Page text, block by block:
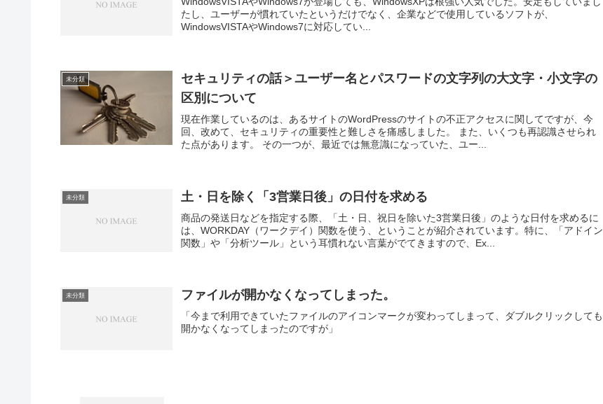
たし、ユーザーが慣れていたというだけでなく、企業などで使用しているソフトが、
WindowsVISTAやWindows7に対応してい...
未分類
セキュリティの話＞ユーザー名とパスワードの文字列の大文字・小文字の
区別について
現在作業しているのは、あるサイトのWordPressのサイトの不正アクセスに関してですが、今
回、改めて、セキュリティの重要性と難しさを痛感しました。 また、いくつも再認識させられ
た点があります。 その一つが、最近では無意識になっていた、ユー...
未分類 土・日を除く「3営業日後」の日付を求める
商品の発送日などを指定する際、「土・日、祝日を除いた3営業日後」のような日付を求めるに
は、WORKDAY（ワークデイ）関数を使う、ということが紹介されています。特に、「アドイン
関数」や「分析ツール」という耳慣れない言葉がでてきますので、Ex...
未分類 ファイルが開かなくなってしまった。
「今まで利用できていたファイルのアイコンマークが変わってしまって、ダブルクリックしても
開かなくなってしまったのですが」